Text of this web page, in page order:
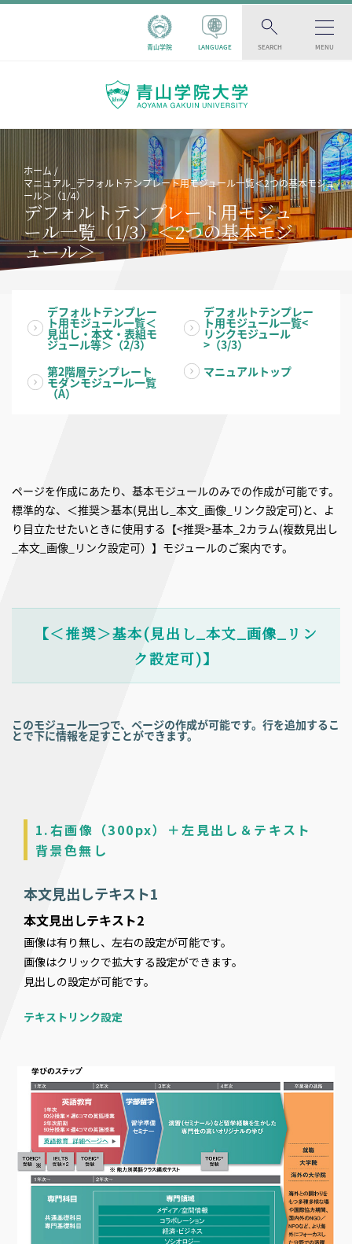
青山学院 LANGUAGE SEARCH MENU
ホーム
マニュアル_デフォルトテンプレート用モジュール一覧＜2つの基本モジュ
ール＞（1/4）
デフォルトテンプレート用モジュ
ール一覧（1/3）＜2つの基本モジ
ュール＞
デフォルトテンプレー
ト用モジュール一覧＜
見出し・本文・表組モ
ジュール等＞（2/3）
デフォルトテンプレー
ト用モジュール一覧<
リンクモジュール
>（3/3）
第2階層テンプレート
モダンモジュール一覧
（A）
マニュアルトップ
ページを作成にあたり、基本モジュールのみでの作成が可能です。
標準的な、＜推奨＞基本(見出し_本文_画像_リンク設定可)と、よ
り目立たせたいときに使用する【<推奨>基本_2カラム(複数見出し
_本文_画像_リンク設定可）】モジュールのご案内です。
【＜推奨＞基本(見出し_本文_画像_リン
ク設定可)】
このモジュール一つで、ページの作成が可能です。行を追加するこ
とで下に情報を足すことができます。
1.右画像（300px）＋左見出し＆テキスト
背景色無し
本文見出しテキスト1
本文見出しテキスト2
画像は有り無し、左右の設定が可能です。
画像はクリックで拡大する設定ができます。
見出しの設定が可能です。
テキストリンク設定